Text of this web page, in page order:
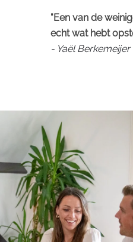
"Een van de
echt wat hebt
- Yaël